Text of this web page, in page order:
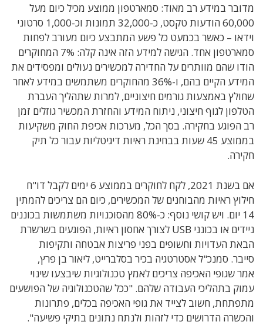
מדובר במידע רב מאוד: סמארטפון ממוצע מכיל כיום מעל
60,000 הודעות טקסט, כ-32,000 תמונות וכ-1,000 סרטוני
וידאו – כאשר בכמעט כל פשע המתבצע כיום מעורב לפחות
סמארטפון אחד. הגישה למידע הזה אינה קלה: 7% המחוקרים
הודו שהם מוותרים על החדירה למכשירים נעולים ומפסידים את
המידע הקיים בהם, ו-36% מהחוקרים משתמשים במידע לאחר
שחולץ באמצעות גורמים חיצוניים, למרות שתהליך העברת
הטלפון לגוף חיצוני, ניתוח המידע והחזרת המכשיר גוזלים זמן
רב הפוגע בחקירה. בסך הכל, מערכות אכיפת החוק משקיעות
בממוצע 45
שעות בבחינת ראיות דיגיטליות עבור כל תיק
חקירה.
אם בשנת 2021, לקח לחוקרים בממוצע 6 ימים לקבל דו"ח
חילוץ ראיות מהבוחנים של המכשירים, כיום הם צריכים להמתין
14 יום
. ויש קושי נוסף: כ-80% מהסוכנויות משתמשות בכוננים
ניידים או בכונני USB לצורך אחסון ראיות, הפוגעים בשרשרת
הבאת העדויות וחשופים בפני פריצות אבטחה ותקיפות
סייבר. סמנכ"ל אסטרטגיה בכיר בסלברייט, ליאור בן פרץ,
אמרשגופי האכיפה צריכים לאמץ טכנולוגיות שיבצעו שינוי
עמוק בתהליכי העבודה שלהם. "ככל שהטכנולוגיה של הפושעים
מתפתחת, חשוב לצייד את גופי האכיפה בכלים, פתרונות
והכשרה הדרושים כדי לזהות ולנתח נתונים בתיקי פשיעה".